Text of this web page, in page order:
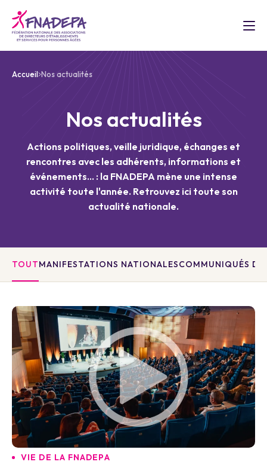
Accueil Nos actualités
Nos actualités
Actions politiques, veille juridique, échanges et
rencontres avec les adhérents, informations et
événements... : la FNADEPA mène une intense
activité toute l'année. Retrouvez ici toute son
actualité nationale.
TOUTMANIFESTATIONS NATIONALESCOMMUNIQUÉS DE
VIE DE LA FNADEPA